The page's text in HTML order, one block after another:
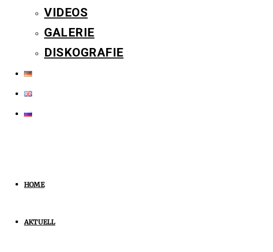
VIDEOS
GALERIE
DISKOGRAFIE
HOME
AKTUELL